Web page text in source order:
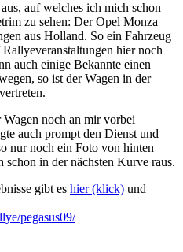
auf welches ich mich schon
zu sehen: Der Opel Monza
aus Holland. So ein Fahrzeug
hier noch
auch einige Bekannte einen
so ist der Wagen in der
noch an mir vorbei
auch prompt den Dienst und
nur noch ein Foto von hinten
schon in der nächsten Kurve raus.
gibt es hier (klick) und
pegasus09/